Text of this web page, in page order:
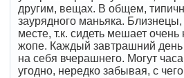
другим, вещах. В общем,
заурядного маньяка. Близнецы,
месте, т.к. сидеть мешает
жопе. Каждый завтрашний день
на себя вчерашнего. Могут
угодно, нередко забывая, с